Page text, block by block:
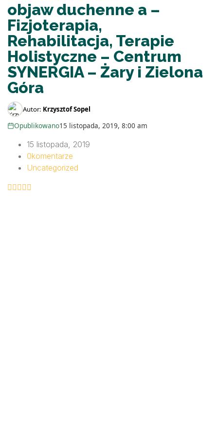
objaw duchenne a –
Fizjoterapia,
Rehabilitacja, Terapie
Holistyczne – Centrum
SYNERGIA – Żary i Zielona
Góra
Autor: Krzysztof Sopel
Opublikowano15 listopada, 2019, 8:00 am
15 listopada, 2019
0komentarze
Uncategorized